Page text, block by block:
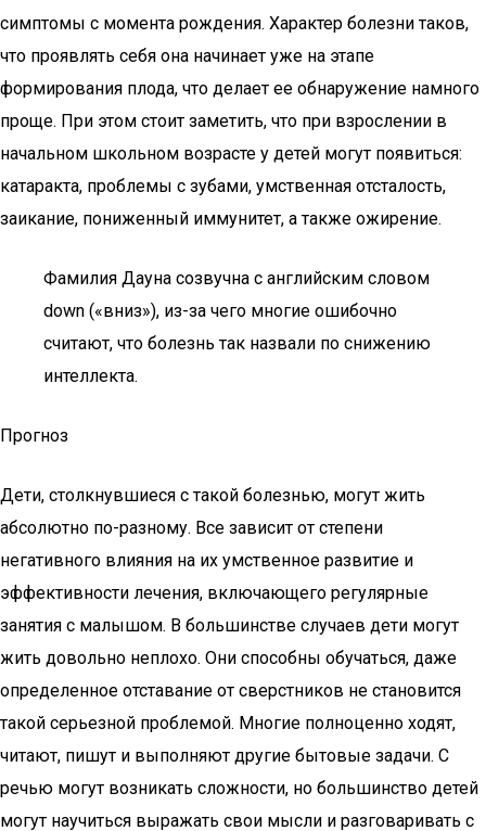
симптомы с момента рождения. Характер болезни таков,
что проявлять себя она начинает уже на этапе
формирования плода, что делает ее обнаружение намного
проще. При этом стоит заметить, что при взрослении в
начальном школьном возрасте у детей могут появиться:
катаракта, проблемы с зубами, умственная отсталость,
заикание, пониженный иммунитет, а также ожирение.
Фамилия Дауна созвучна с английским словом
down («вниз»), из-за чего многие ошибочно
считают, что болезнь так назвали по снижению
интеллекта.
Прогноз
Дети, столкнувшиеся с такой болезнью, могут жить
абсолютно по-разному. Все зависит от степени
негативного влияния на их умственное развитие и
эффективности лечения, включающего регулярные
занятия с малышом. В большинстве случаев дети могут
жить довольно неплохо. Они способны обучаться, даже
определенное отставание от сверстников не становится
такой серьезной проблемой. Многие полноценно ходят,
читают, пишут и выполняют другие бытовые задачи. С
речью могут возникать сложности, но большинство детей
могут научиться выражать свои мысли и разговаривать с